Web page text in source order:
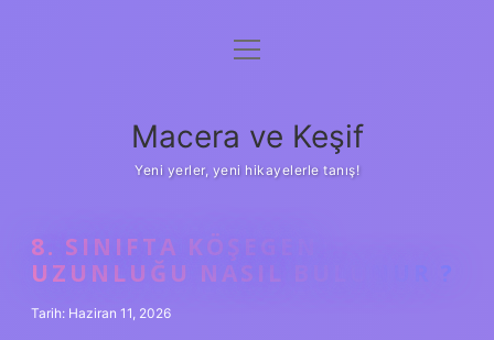
Anasayfa
Yasal Uyarı
menüyü
Macera ve Keşif
Yeni yerler, yeni hikayelerle tanış!
8. SINIFTA KÖŞEGEN
UZUNLUĞU NASIL BULUNUR ?
Tarih: Haziran 11, 2026